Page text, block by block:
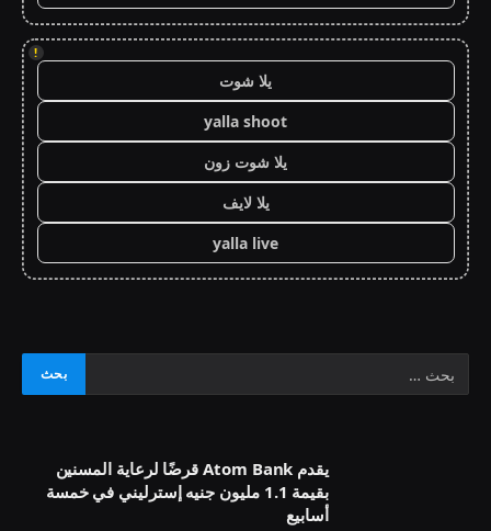
!
يلا شوت
yalla shoot
يلا شوت زون
يلا لايف
yalla live
يقدم Atom Bank قرضًا لرعاية المسنين
بقيمة 1.1 مليون جنيه إسترليني في خمسة
أسابيع